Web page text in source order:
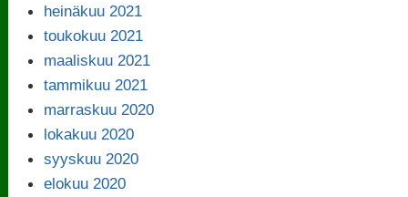
heinäkuu 2021
toukokuu 2021
maaliskuu 2021
tammikuu 2021
marraskuu 2020
lokakuu 2020
syyskuu 2020
elokuu 2020